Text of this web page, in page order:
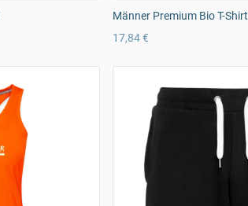
Männer Premium Bio T-Shirt
17,84 €